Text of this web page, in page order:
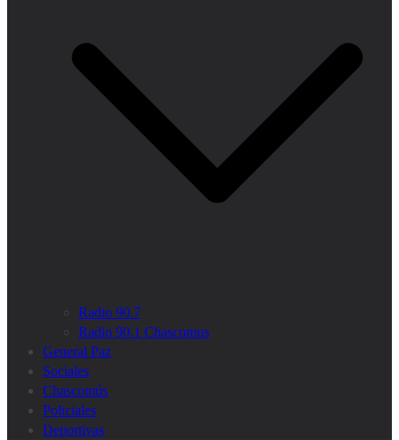
Radio 90.7
Radio 90.1 Chascomus
General Paz
Sociales
Chascomús
Policiales
Deportivas